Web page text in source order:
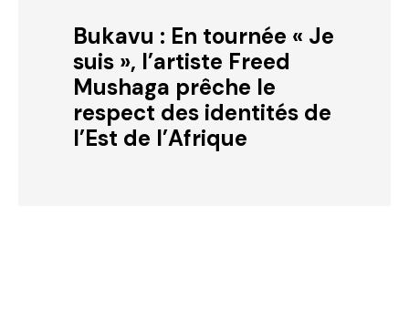
Bukavu : En tournée « Je
suis », l’artiste Freed
Mushaga prêche le
respect des identités de
l’Est de l’Afrique